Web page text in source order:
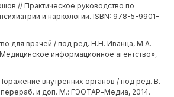
// Практическое руководство по
и наркологии. ISBN: 978-5-9901-
для врачей / под ред. Н.Н. Иванца, М.А.
информационное агентство»,
внутренних органов / под ред. В.
и доп. М.: ГЭОТАР-Медиа, 2014.